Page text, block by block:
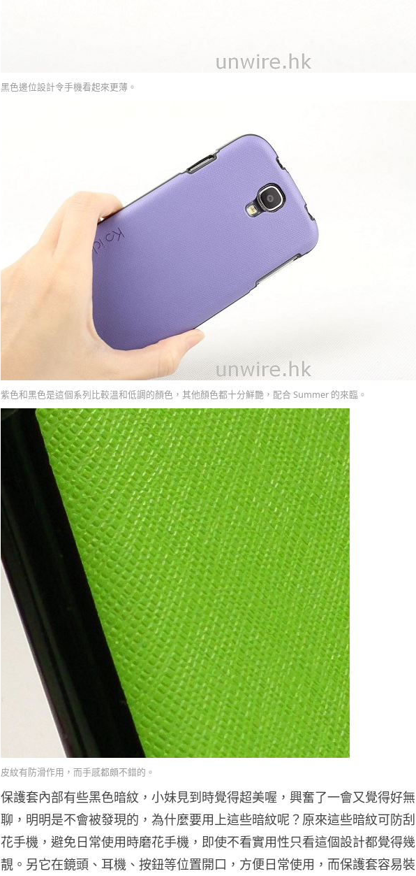
黑色邊位設計令手機看起來更薄。
紫色和黑色是這個系列比較溫和低調的顏色，其他顏色都十分鮮艷，配合 Summer 的來臨。
皮紋有防滑作用，而手感都頗不錯的。
保護套內部有些黑色暗紋，小妹見到時覺得超美喔，興奮了一會又覺得好無
聊，明明是不會被發現的，為什麼要用上這些暗紋呢？原來這些暗紋可防刮
花手機，避免日常使用時磨花手機，即使不看實用性只看這個設計都覺得幾
靚。另它在鏡頭、耳機、按鈕等位置開口，方便日常使用，而保護套容易裝